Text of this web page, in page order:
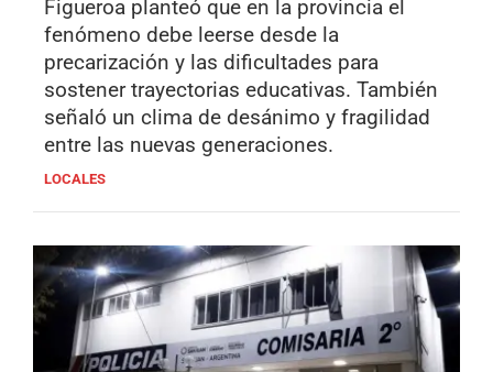
Figueroa planteó que en la provincia el
fenómeno debe leerse desde la
precarización y las dificultades para
sostener trayectorias educativas. También
señaló un clima de desánimo y fragilidad
entre las nuevas generaciones.
LOCALES